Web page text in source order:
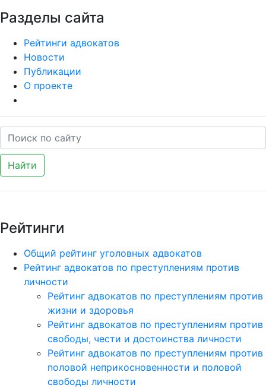
Разделы сайта
Рейтинги адвокатов
Новости
Публикации
О проекте
Найти
Рейтинги
Общий рейтинг уголовных адвокатов
Рейтинг адвокатов по преступлениям против
личности
Рейтинг адвокатов по преступлениям против
жизни и здоровья
Рейтинг адвокатов по преступлениям против
свободы, чести и достоинства личности
Рейтинг адвокатов по преступлениям против
половой неприкосновенности и половой
свободы личности